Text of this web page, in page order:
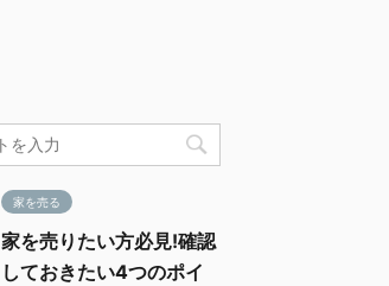
家を売る
家を売りたい方必見!確認
しておきたい4つのポイ